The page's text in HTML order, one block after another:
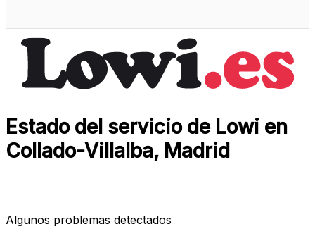
Estado del servicio de Lowi en
Collado-Villalba, Madrid
Algunos problemas detectados